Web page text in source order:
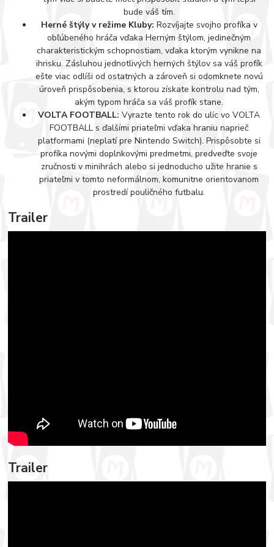
bude váš tím.
Herné štýly v režime Kluby: Rozvíjajte svojho profíka v
obľúbeného hráča vďaka Herným štýlom, jedinečným
charakteristickým schopnostiam, vďaka ktorým vynikne na
ihrisku. Zásluhou jednotlivých herných štýlov sa váš profík
ešte viac odlíši od ostatných a zároveň si odomknete novú
úroveň prispôsobenia, s ktorou získate kontrolu nad tým,
akým typom hráča sa váš profík stane.
VOLTA FOOTBALL: Vyrazte tento rok do ulíc vo VOLTA
FOOTBALL s ďalšími priateľmi vďaka hraniu naprieč
platformami (neplatí pre Nintendo Switch). Prispôsobte si
profíka novými doplnkovými predmetmi, predveďte svoje
zručnosti v minihrách alebo si jednoducho užite hranie s
priateľmi v tomto neformálnom, komunitne orientovanom
prostredí pouličného futbalu.
Trailer
Trailer